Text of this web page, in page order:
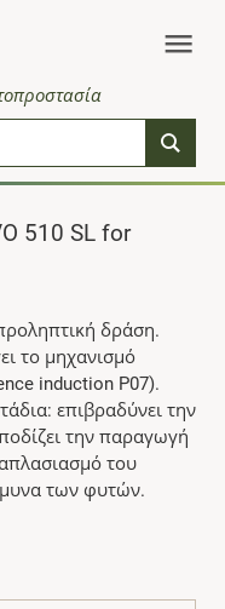
510 SL for
δράση.
το μηχανισμό
induction P07).
επιβραδύνει την
την παραγωγή
του
των φυτών.